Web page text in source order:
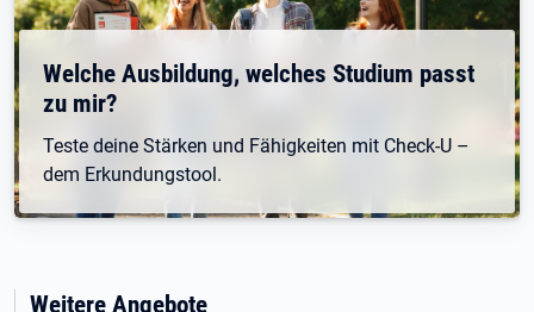
Welche Ausbildung, welches Studium passt
zu mir?
Teste deine Stärken und Fähigkeiten mit Check-U –
dem Erkundungstool.
Weitere Angebote